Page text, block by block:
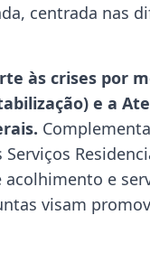
centrada nas
às crises por
e a
e
visam